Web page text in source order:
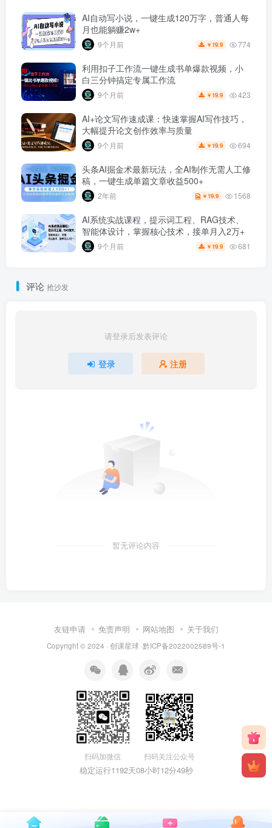
AI自动写小说，一键生成120万字，普通人每
月也能躺赚2w+
9个月前 ￥ 19.9 774
利用扣子工作流一键生成书单爆款视频，小
白三分钟搞定专属工作流
9个月前 ￥ 19.9 423
AI+论文写作速成课：快速掌握AI写作技巧，
大幅提升论文创作效率与质量
9个月前 ￥ 19.9 694
头条AI掘金术最新玩法，全AI制作无需人工修
稿，一键生成单篇文章收益500+
2年前 ￥ 19.9 1568
AI系统实战课程，提示词工程、RAG技术、
智能体设计，掌握核心技术，接单月入2万+
9个月前 ￥ 19.9 681
评论 抢沙发
请登录后发表评论
登录 注册
暂无评论内容
友链申请 免责声明 网站地图 关于我们
Copyright © 2024 · 创课星球 ·黔ICP备2022002589号-1
扫码加微信 扫码关注公众号
稳定运行1192天08小时12分49秒